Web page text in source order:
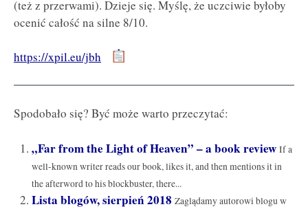
(też z przerwami). Dzieje się. Myślę, że uczciwie byłoby
ocenić całość na silne 8/10.
https://xpil.eu/jbh
Spodobało się? Być może warto przeczytać:
„Far from the Light of Heaven” – a book review If a
well-known writer reads our book, likes it, and then mentions it in
the afterword to his blockbuster, there...
Lista blogów, sierpień 2018 Zaglądamy autorowi blogu w